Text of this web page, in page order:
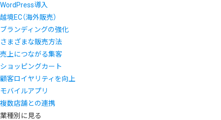
WordPress導入
越境EC（海外販売）
ブランディングの強化
さまざまな販売方法
売上につながる集客
ショッピングカート
顧客ロイヤリティを向上
モバイルアプリ
複数店舗との連携
業種別に見る